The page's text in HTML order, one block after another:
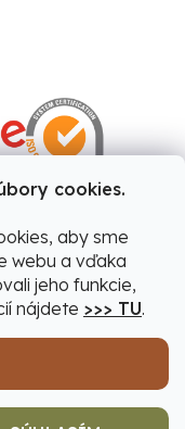
cookies.
aby sme
webu a vďaka
jeho funkcie,
nájdete >>> TU.